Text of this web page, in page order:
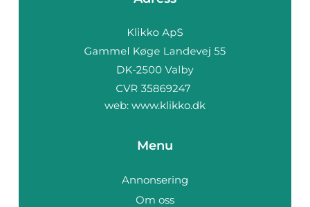
web: www.klikko.dk
Menu
Annonsering
Om oss